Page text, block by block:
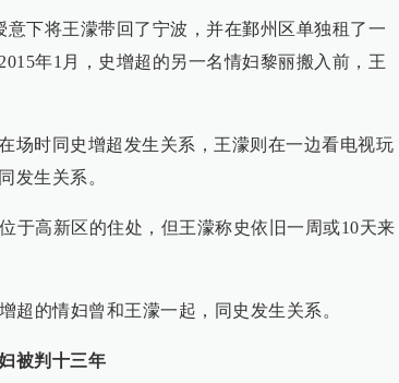
意下将王濛带回了宁波，并在鄞州区单独租了一
年1月，史增超的另一名情妇黎丽搬入前，王
场时同史增超发生关系，王濛则在一边看电视玩
发生关系。
于高新区的住处，但王濛称史依旧一周或10天来
超的情妇曾和王濛一起，同史发生关系。
被判十三年